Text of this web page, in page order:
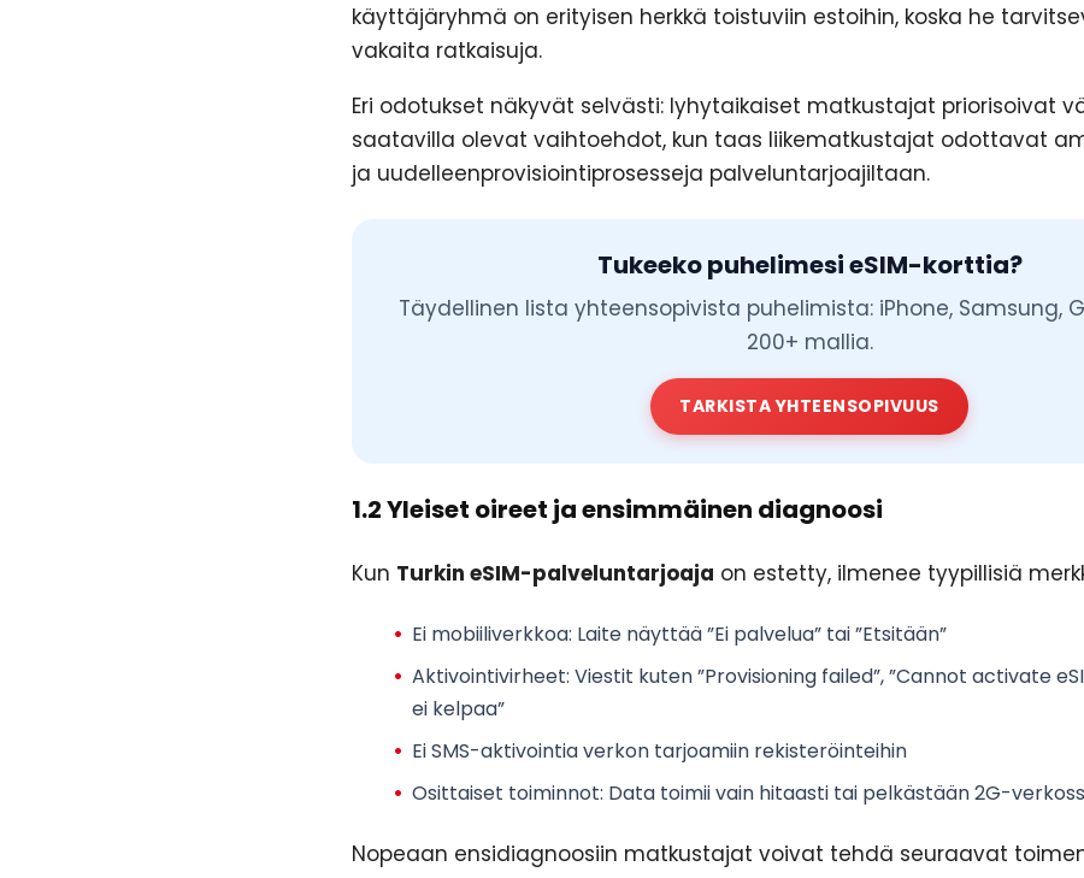
käyttäjäryhmä on erityisen herkkä toistuviin estoihin, koska he
vakaita ratkaisuja.
Eri odotukset näkyvät selvästi: lyhytaikaiset matkustajat priorisoivat
saatavilla olevat vaihtoehdot, kun taas liikematkustajat odottavat
ja uudelleenprovisiointiprosesseja palveluntarjoajiltaan.
Tukeeko puhelimesi eSIM-korttia?
Täydellinen lista yhteensopivista puhelimista: iPhone, Samsung,
200+ mallia.
TARKISTA YHTEENSOPIVUUS
1.2 Yleiset oireet ja ensimmäinen diagnoosi
Kun Turkin eSIM-palveluntarjoaja on estetty, ilmenee tyypillisiä
Ei mobiiliverkkoa: Laite näyttää ”Ei palvelua” tai ”Etsitään”
Aktivointivirheet: Viestit kuten ”Provisioning failed”, ”Cannot activate
ei kelpaa”
Ei SMS-aktivointiaverkon tarjoamiin rekisteröinteihin
Osittaiset toiminnot: Data toimii vain hitaasti tai pelkästään 2G-
Nopeaan ensidiagnoosiin matkustajat voivat tehdä seuraavat